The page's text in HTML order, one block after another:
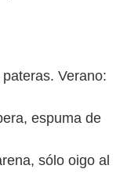
Verano:
espuma de
sólo oigo al